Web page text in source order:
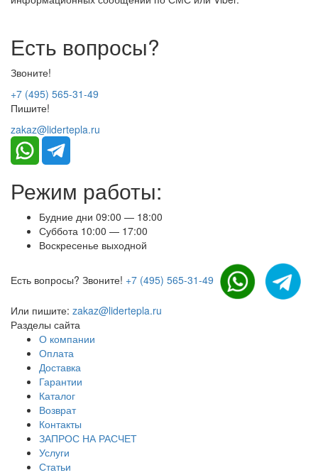
Есть вопросы?
Звоните!
+7 (495) 565-31-49
Пишите!
zakaz@lidertepla.ru
Режим работы:
Будние дни 09:00 — 18:00
Суббота 10:00 — 17:00
Воскресенье выходной
Есть вопросы? Звоните! +7 (495) 565-31-49
Или пишите: zakaz@lidertepla.ru
Разделы сайта
О компании
Оплата
Доставка
Гарантии
Каталог
Возврат
Контакты
ЗАПРОС НА РАСЧЕТ
Услуги
Статьи